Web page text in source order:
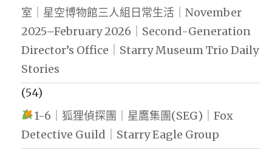
室｜星空博物館三人組日常生活｜November
2025–February 2026｜Second-Generation
Director’s Office｜Starry Museum Trio Daily
Stories
(54)
1-6｜狐狸偵探團｜星鷹集團(SEG)｜Fox
Detective Guild｜Starry Eagle Group